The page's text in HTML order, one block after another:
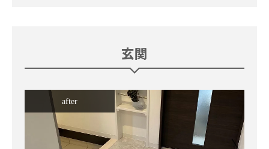
玄関
after